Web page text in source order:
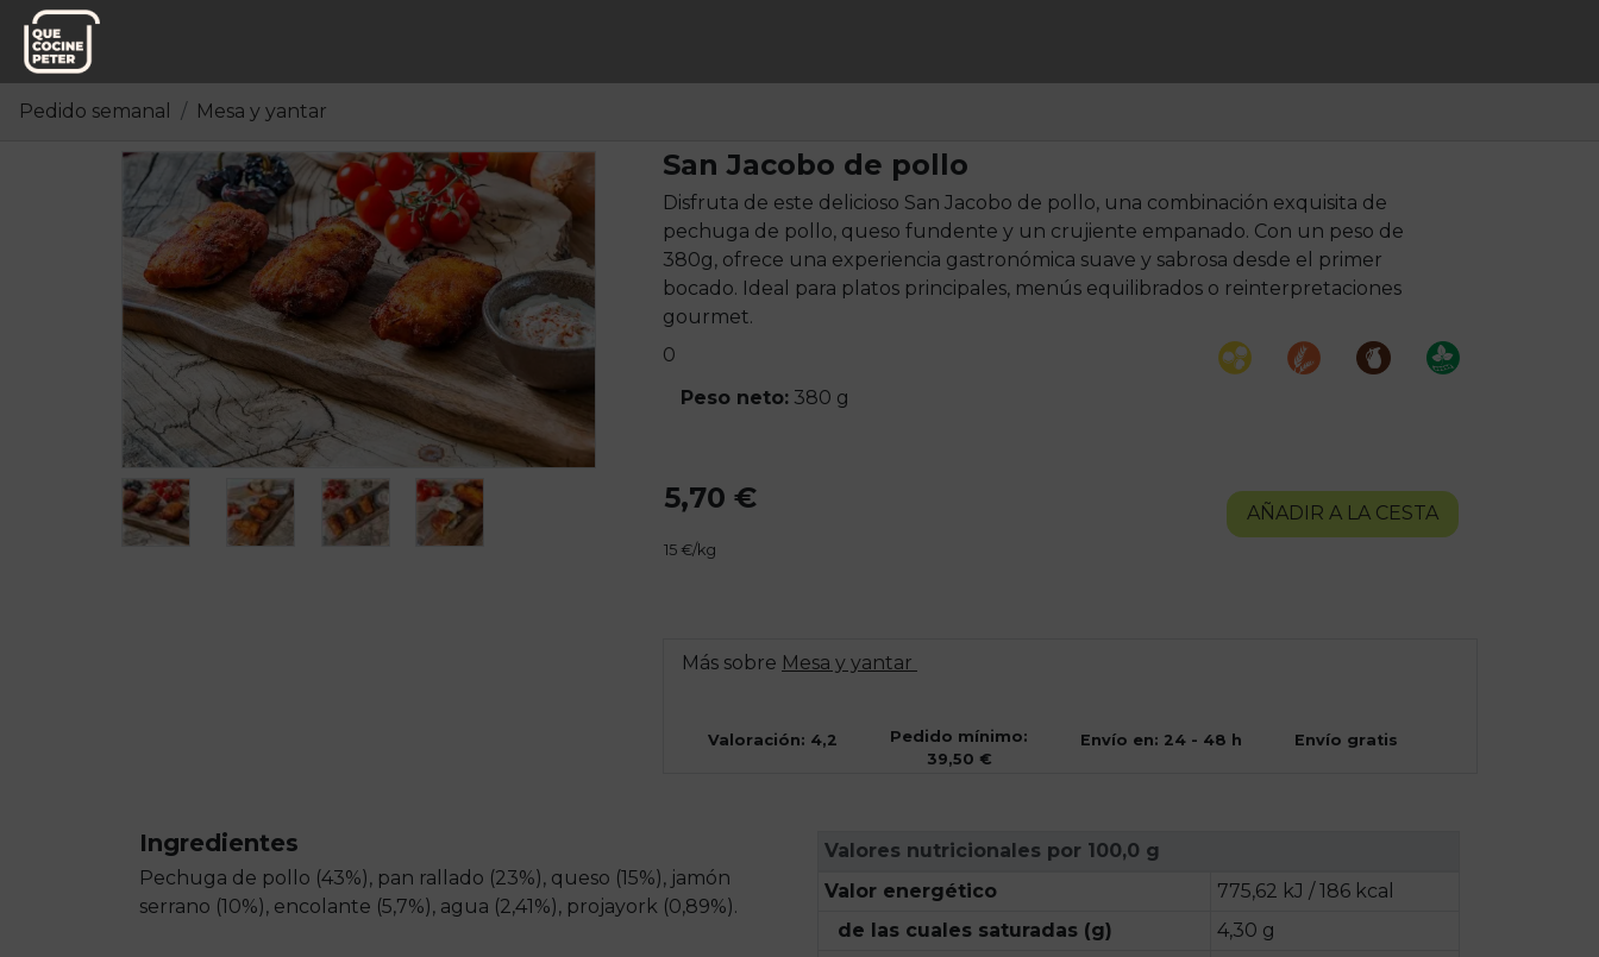
Pedido semanal Mesa y yantar
San Jacobo de pollo
Disfruta de este delicioso San Jacobo de pollo, una combinación exquisita de
pechuga de pollo, queso fundente y un crujiente empanado. Con un peso de
380g, ofrece una experiencia gastronómica suave y sabrosa desde el primer
bocado. Ideal para platos principales, menús equilibrados o reinterpretaciones
gourmet.
0
Peso neto: 380 g
5,70 €
15 €/kg
AÑADIR A LA CESTA
Más sobre Mesa y yantar
Valoración: 4,2
Pedido mínimo:
39,50 €
Envío en: 24 - 48 h Envío gratis
Ingredientes
Pechuga de pollo (43%), pan rallado (23%), queso (15%), jamón
serrano (10%), encolante (5,7%), agua (2,41%), projayork (0,89%).
Valores nutricionales por 100,0 g
Valor energético
775,62 kJ / 186 kcal
de las cuales saturadas (g)
4,30 g